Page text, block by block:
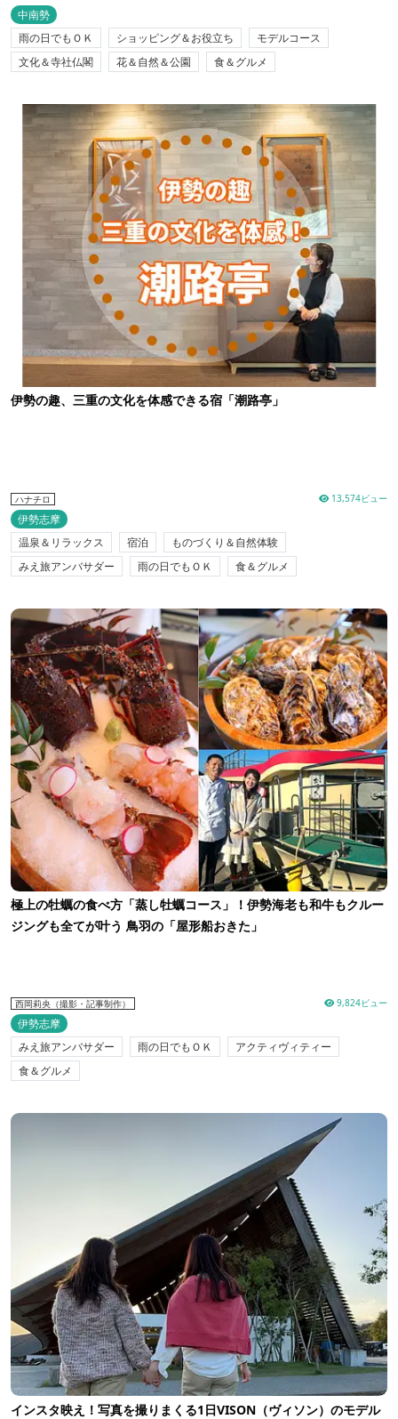
中南勢
雨の日でもＯＫ
ショッピング＆お役立ち
モデルコース
文化＆寺社仏閣
花＆自然＆公園 食＆グルメ
伊勢の趣、三重の文化を体感できる宿「潮路亭」
ハナチロ 13,574ビュー
伊勢志摩
温泉＆リラックス
宿泊
ものづくり＆自然体験
みえ旅アンバサダー
雨の日でもＯＫ 食＆グルメ
極上の牡蠣の食べ方「蒸し牡蠣コース」！伊勢海老も和牛もクルー
ジングも全てが叶う 鳥羽の「屋形船おきた」
西岡莉央（撮影・記事制作） 9,824ビュー
伊勢志摩
みえ旅アンバサダー
雨の日でもＯＫ
アクティヴィティー
食＆グルメ
インスタ映え！写真を撮りまくる1日VISON（ヴィソン）のモデル